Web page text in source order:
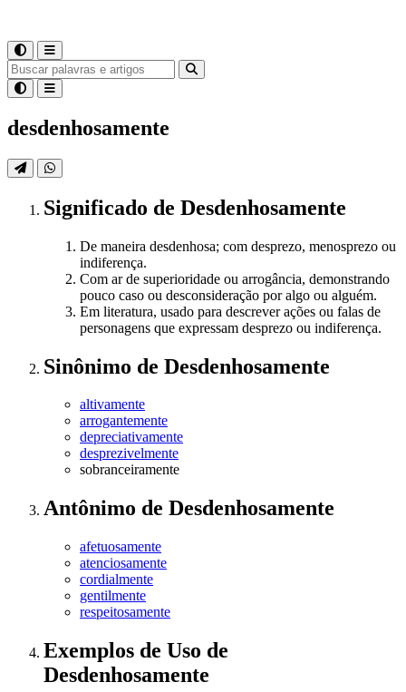
desdenhosamente
Significado de Desdenhosamente
De maneira desdenhosa; com desprezo, menosprezo ou
indiferença.
Com ar de superioridade ou arrogância, demonstrando
pouco caso ou desconsideração por algo ou alguém.
Em literatura, usado para descrever ações ou falas de
personagens que expressam desprezo ou indiferença.
Sinônimo de Desdenhosamente
altivamente
arrogantemente
depreciativamente
desprezivelmente
sobranceiramente
Antônimo de Desdenhosamente
afetuosamente
atenciosamente
cordialmente
gentilmente
respeitosamente
Exemplos de Uso de
Desdenhosamente